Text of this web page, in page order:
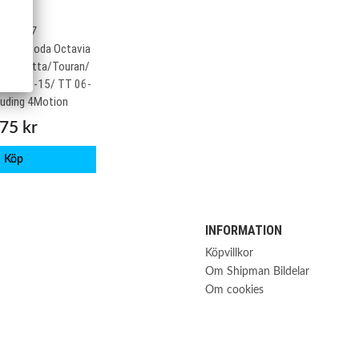
Skoda Octavia
VI/Jetta/Touran/
A3 03-15/ TT 06-
4Motion
kr
Köp
INFORMATION
Köpvillkor
Om Shipman Bildelar
Om cookies